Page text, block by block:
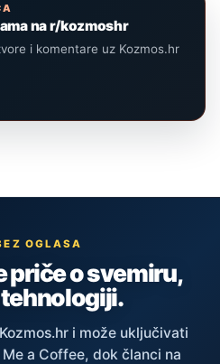
na r/kozmoshr
i komentare uz Kozmos.hr
OGLASA
priče o svemiru,
i može uključivati
a Coffee, dok članci na